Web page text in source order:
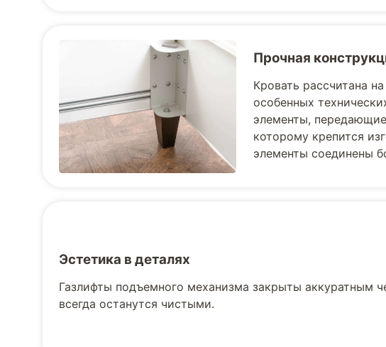
Прочная
Кровать рассчитана
особенных
элементы,
которому крепится
элементы соединены
Эстетика в деталях
Газлифты подъемного механизма закрыты аккуратным
всегда останутся чистыми.